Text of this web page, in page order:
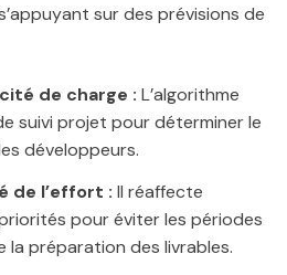
sur des prévisions de
de charge : L’algorithme
suivi projet pour déterminer le
développeurs.
de l’effort : Il réaffecte
pour éviter les périodes
la préparation des livrables.